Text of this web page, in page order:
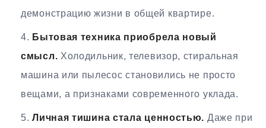
демонстрацию жизни в общей квартире.
Бытовая техника приобрела новый
смысл. Холодильник, телевизор, стиральная
машина или пылесос становились не просто
вещами, а признаками современного уклада.
Личная тишина стала ценностью. Даже при